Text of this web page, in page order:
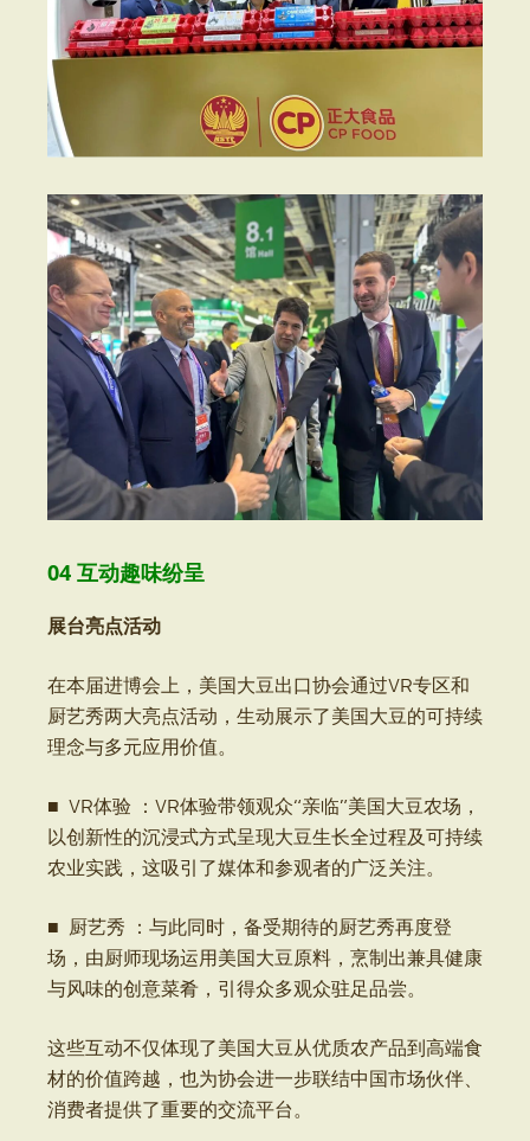
04 互动趣味纷呈
展台亮点活动
在本届进博会上，美国大豆出口协会通过VR专区和
厨艺秀两大亮点活动，生动展示了美国大豆的可持续
理念与多元应用价值。
■ VR体验 ：VR体验带领观众“亲临”美国大豆农场，
以创新性的沉浸式方式呈现大豆生长全过程及可持续
农业实践，这吸引了媒体和参观者的广泛关注。
■ 厨艺秀 ：与此同时，备受期待的厨艺秀再度登
场，由厨师现场运用美国大豆原料，烹制出兼具健康
与风味的创意菜肴，引得众多观众驻足品尝。
这些互动不仅体现了美国大豆从优质农产品到高端食
材的价值跨越，也为协会进一步联结中国市场伙伴、
消费者提供了重要的交流平台。